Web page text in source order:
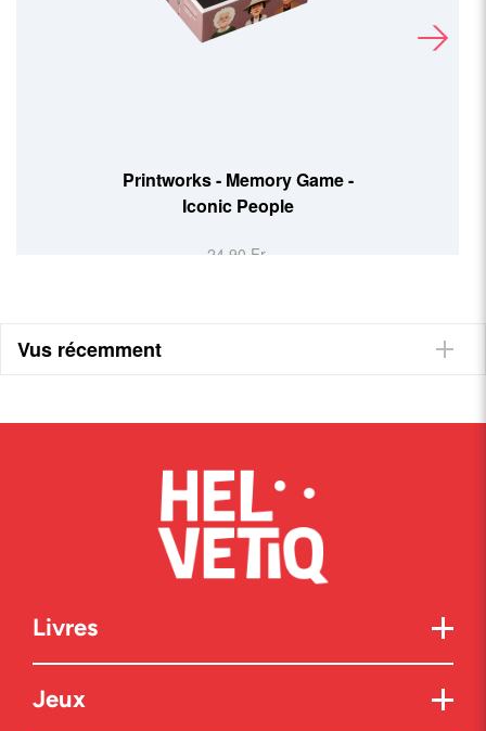
Printworks - Memory Game -
Iconic People
24,90 Fr.
Vus récemment
Livres
Jeux